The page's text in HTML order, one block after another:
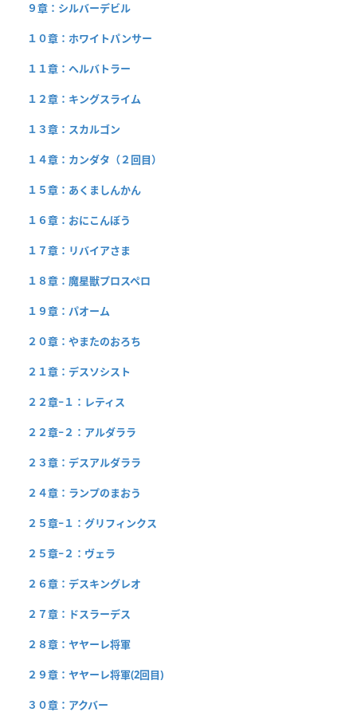
９章：シルバーデビル
１０章：ホワイトパンサー
１１章：ヘルバトラー
１２章：キングスライム
１３章：スカルゴン
１４章：カンダタ（２回目）
１５章：あくましんかん
１６章：おにこんぼう
１７章：リバイアさま
１８章：魔星獣プロスペロ
１９章：パオーム
２０章：やまたのおろち
２１章：デスソシスト
２２章−１：レティス
２２章−２：アルダララ
２３章：デスアルダララ
２４章：ランプのまおう
２５章−１：グリフィンクス
２５章−２：ヴェラ
２６章：デスキングレオ
２７章：ドスラーデス
２８章：ヤヤーレ将軍
２９章：ヤヤーレ将軍(2回目)
３０章：アクバー